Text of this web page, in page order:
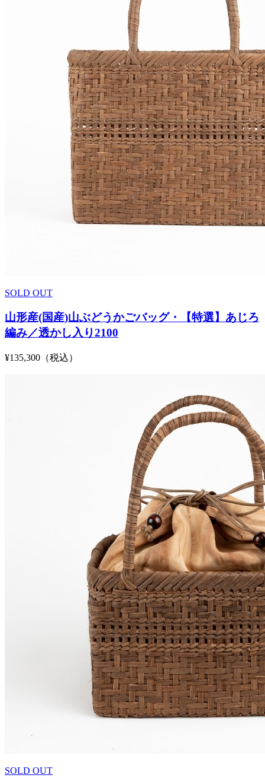
SOLD OUT
山形産(国産)山ぶどうかごバッグ・【特選】あじろ
編み／透かし入り2100
¥135,300（税込）
SOLD OUT